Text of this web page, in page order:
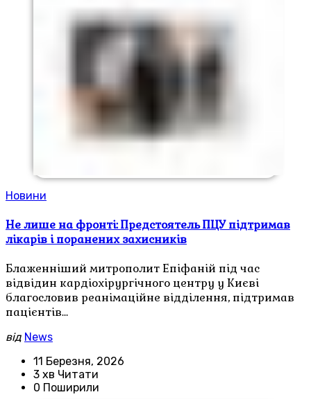
Новини
Не лише на фронті: Предстоятель ПЦУ підтримав
лікарів і поранених захисників
Блаженніший митрополит Епіфаній під час
відвідин кардіохірургічного центру у Києві
благословив реанімаційне відділення, підтримав
пацієнтів…
від News
11 Березня, 2026
3 хв Читати
0 Поширили